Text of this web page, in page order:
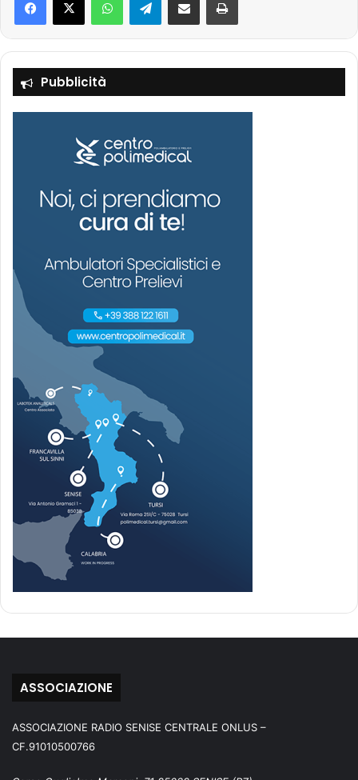
Pubblicità
ASSOCIAZIONE
ASSOCIAZIONE RADIO SENISE CENTRALE ONLUS –
CF.91010500766